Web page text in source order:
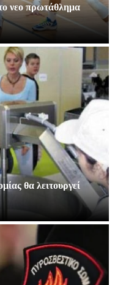
νεο πρωτάθλημα
θα λειτουργεί